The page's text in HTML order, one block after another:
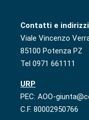
Contatti e indirizzi
Viale Vincenzo
85100 Potenza PZ
Tel 0971 661111
URP
PEC: AOO-
C.F. 80002950766